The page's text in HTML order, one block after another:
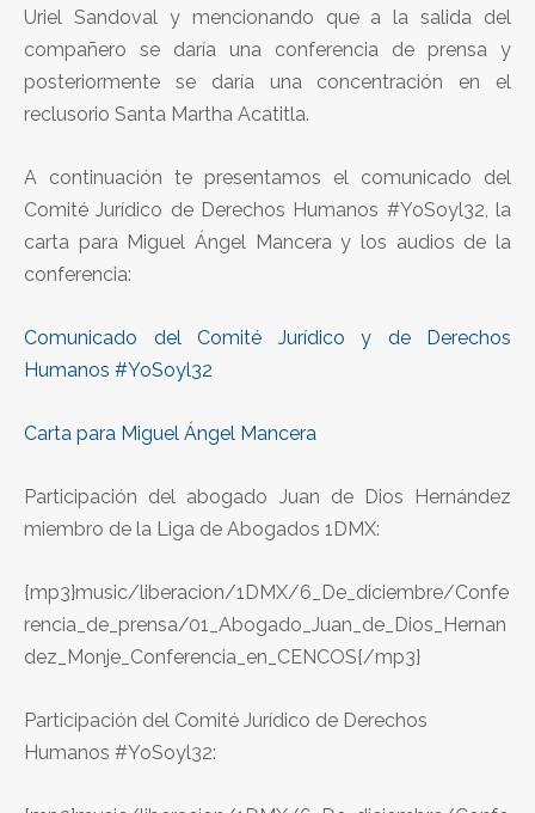
Uriel Sandoval y mencionando que a la salida del
compañero se daría una conferencia de prensa y
posteriormente se daría una concentración en el
reclusorio Santa Martha Acatitla.
A continuación te presentamos el comunicado del
Comité Jurídico de Derechos Humanos #YoSoyl32, la
carta para Miguel Ángel Mancera y los audios de la
conferencia:
Comunicado del Comité Jurídico y de Derechos
Humanos #YoSoyl32
Carta para Miguel Ángel Mancera
Participación del abogado Juan de Dios Hernández
miembro de la Liga de Abogados 1DMX:
{mp3}music/liberacion/1DMX/6_De_diciembre/Confe
rencia_de_prensa/01_Abogado_Juan_de_Dios_Hernan
dez_Monje_Conferencia_en_CENCOS{/mp3}
Participación del Comité Jurídico de Derechos
Humanos #YoSoyl32: